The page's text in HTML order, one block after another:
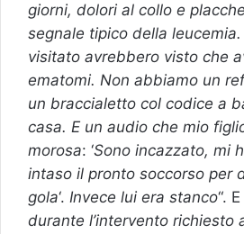
giorni, dolori al collo e
segnale tipico della leucemia.
visitato avrebbero visto che
ematomi. Non abbiamo un
un braccialetto col codice a
casa. E un audio che mio
morosa: ‘Sono incazzato, mi
intaso il pronto soccorso per
gola‘. Invece lui era stanco“.
durante l’intervento richiesto